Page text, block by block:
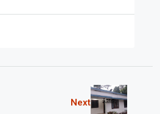
Next